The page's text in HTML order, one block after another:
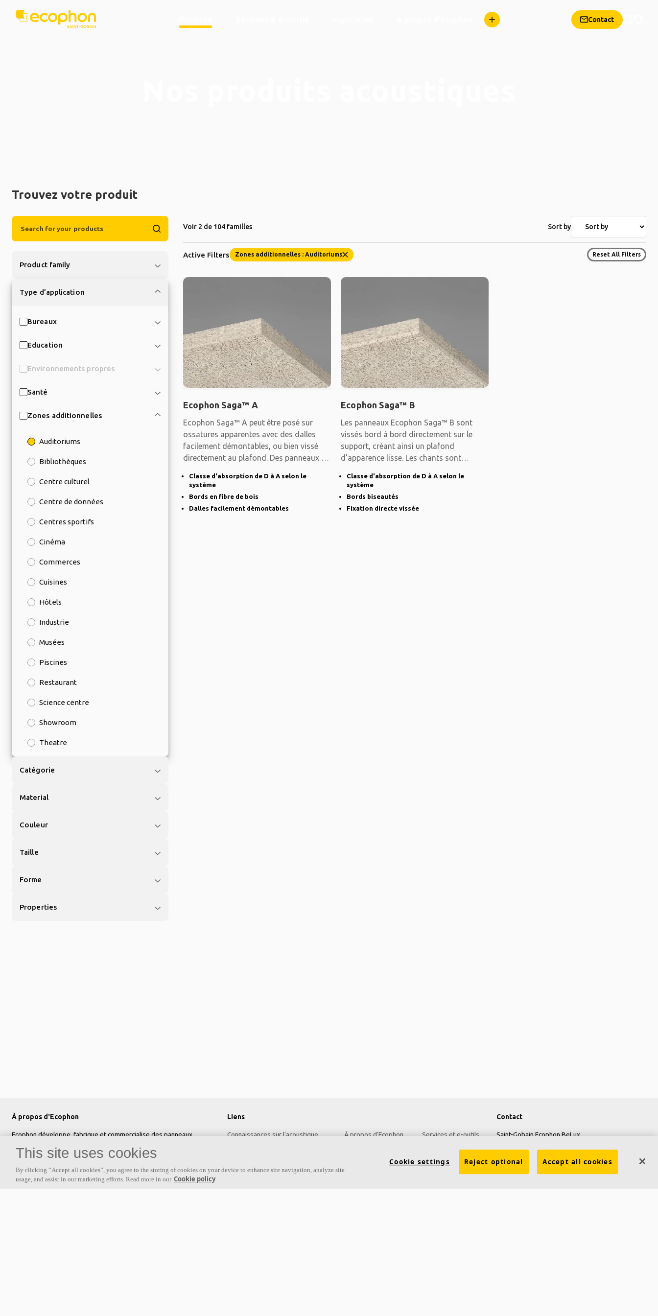
Contact
Trouvez votre produit
Product family
Type d’application
Bureaux
Education
Environnements propres
Santé
Zones additionnelles
Auditoriums
Bibliothèques
Centre culturel
Centre de données
Centres sportifs
Cinéma
Commerces
Cuisines
Hôtels
Industrie
Musées
Piscines
Restaurant
Science centre
Showroom
Theatre
Catégorie
Material
Couleur
Taille
Forme
Properties
Voir 2 de 104 familles Sort by
Active Filters Zones additionnelles : Auditoriums Reset All Filters
Ecophon Saga™ A
Ecophon Saga™ A peut être posé sur
ossatures apparentes avec des dalles
facilement démontables, ou bien vissé
directement au plafond. Des panneaux de
Classe d'absorption de D à A selon le
système
Bords en fibre de bois
Dalles facilement démontables
Ecophon Saga™ B
Les panneaux Ecophon Saga™ B sont
vissés bord à bord directement sur le
support, créant ainsi un plafond
d’apparence lisse. Les chants sont
Classe d'absorption de D à A selon le
système
Bords biseautés
Fixation directe vissée
À propos d'Ecophon
Ecophon développe, fabrique et commercialise des panneaux
acoustiques, des baffles et des systèmes de plafond qui contribuent
à un bon environnement de travail en améliorant le bien-être et la
performance des personnes. Notre promesse «a sound effect on
people» est au cœur de tout ce que nous faisons.
Liens
Connaissances sur l'acoustique
Produits
À propos d'Ecophon
Développement durable
Services et e-outils
Contact
Saint-Gobain Ecophon BeLux
6, Avenue Einstein
This site uses cookies
By clicking “Accept all cookies”, you agree to the storing of cookies on your device to enhance site navigation, analyze site
usage, and assist in our marketing efforts. Read more in our Cookie policy
Cookie settings Reject optional Accept all cookies